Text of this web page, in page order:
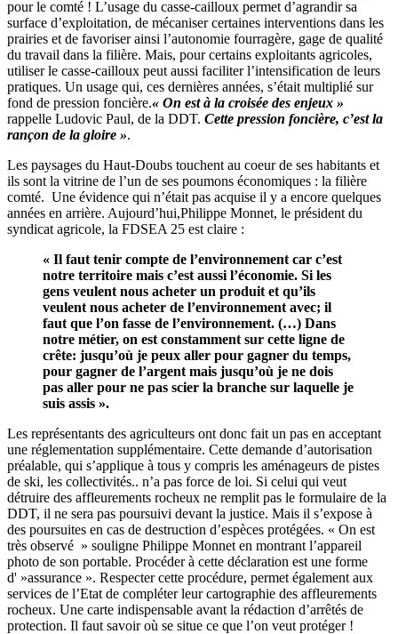
pour le comté ! L’usage du casse-cailloux permet d’agrandir sa
surface d’exploitation, de mécaniser certaines interventions dans les
prairies et de favoriser ainsi l’autonomie fourragère, gage de qualité
du travail dans la filière. Mais, pour certains exploitants agricoles,
utiliser le casse-cailloux peut aussi faciliter l’intensification de leurs
pratiques. Un usage qui, ces dernières années, s’était multiplié sur
fond de pression foncière.« On est à la croisée des enjeux »
rappelle Ludovic Paul, de la DDT. Cette pression foncière, c’est la
rançon de la gloire ».
Les paysages du Haut-Doubs touchent au coeur de ses habitants et
ils sont la vitrine de l’un de ses poumons économiques : la filière
comté. Une évidence qui n’était pas acquise il y a encore quelques
années en arrière. Aujourd’hui,Philippe Monnet, le président du
syndicat agricole, la FDSEA 25 est claire :
« Il faut tenir compte de l’environnement car c’est
notre territoire mais c’est aussi l’économie. Si les
gens veulent nous acheter un produit et qu’ils
veulent nous acheter de l’environnement avec; il
faut que l’on fasse de l’environnement. (…) Dans
notre métier, on est constamment sur cette ligne de
crête: jusqu’où je peux aller pour gagner du temps,
pour gagner de l’argent mais jusqu’où je ne dois
pas aller pour ne pas scier la branche sur laquelle je
suis assis ».
Les représentants des agriculteurs ont donc fait un pas en acceptant
une réglementation supplémentaire. Cette demande d’autorisation
préalable, qui s’applique à tous y compris les aménageurs de pistes
de ski, les collectivités.. n’a pas force de loi. Si celui qui veut
détruire des affleurements rocheux ne remplit pas le formulaire de la
DDT, il ne sera pas poursuivi devant la justice. Mais il s’expose à
des poursuites en cas de destruction d’espèces protégées. « On est
très observé » souligne Philippe Monnet en montrant l’appareil
photo de son portable. Procéder à cette déclaration est une forme
d' »assurance ». Respecter cette procédure, permet également aux
services de l’Etat de compléter leur cartographie des affleurements
rocheux. Une carte indispensable avant la rédaction d’arrêtés de
protection. Il faut savoir où se situe ce que l’on veut protéger !